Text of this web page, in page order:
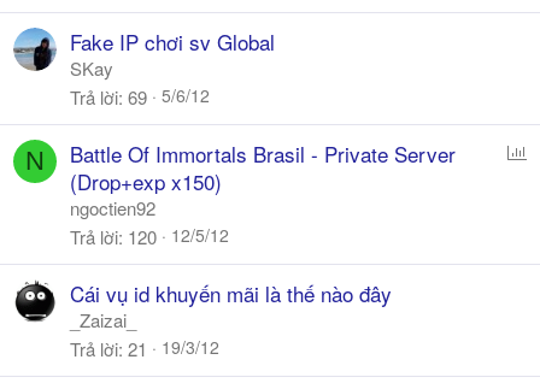
Fake IP chơi sv Global
SKay
Trả lời 69 5/6/12
N
Battle Of Immortals Brasil - Private Server
(Drop+exp x150)
ngoctien92
Trả lời 120 12/5/12
Cái vụ id khuyến mãi là thế nào đây
_Zaizai_
Trả lời 21 19/3/12